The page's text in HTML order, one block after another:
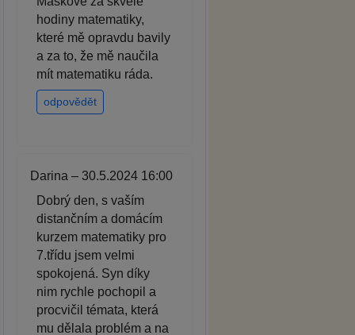
hodiny matematiky,
které mě opravdu bavily
a za to, že mě naučila
mít matematiku ráda.
odpovědět
Darina – 30.5.2024 16:00
Dobrý den, s vaším
distančním a domácím
kurzem matematiky pro
7.třídu jsem velmi
spokojená. Syn díky
nim rychle pochopil a
procvičil témata, která
mu dělala problém a na